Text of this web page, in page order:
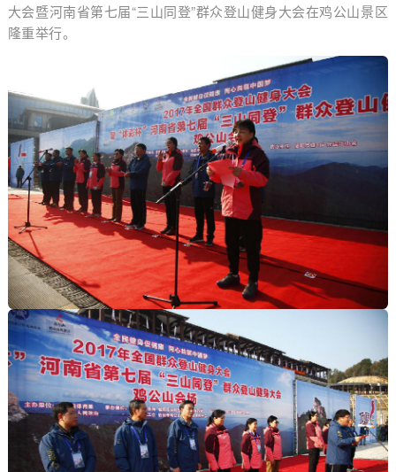
大会暨河南省第七届“三山同登”群众登山健身大会在鸡公山景区
隆重举行。